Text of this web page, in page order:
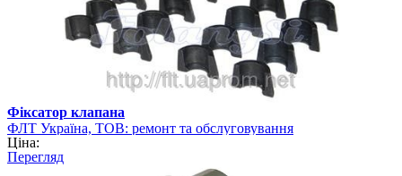
Фіксатор клапана
ФЛТ Україна, ТОВ: ремонт та обслуговування
навантажувально-розвантажувальної техніки
Ціна:
Перегляд